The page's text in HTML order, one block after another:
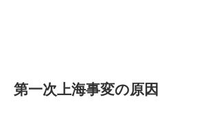
第一次上海事変の原因